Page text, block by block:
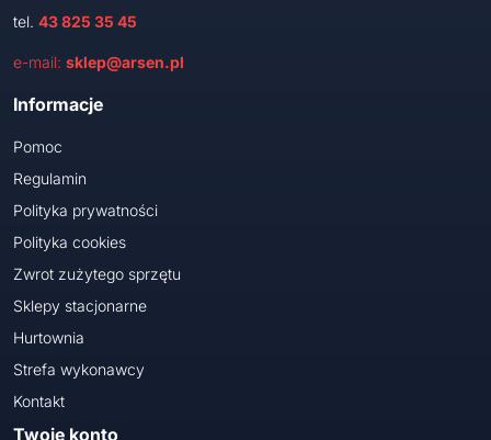
tel. 43 825 35 45
e-mail: sklep@arsen.pl
Informacje
Pomoc
Regulamin
Polityka prywatności
Polityka cookies
Zwrot zużytego sprzętu
Sklepy stacjonarne
Hurtownia
Strefa wykonawcy
Kontakt
Twoje konto